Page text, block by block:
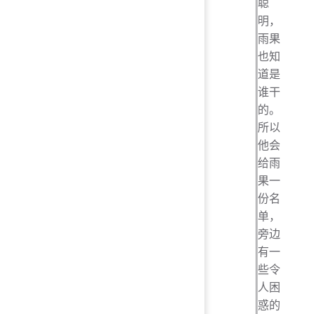
明，
雨果
也知
道是
谁干
的。
所以
他会
给雨
果一
份名
单，
旁边
有一
些令
人困
惑的